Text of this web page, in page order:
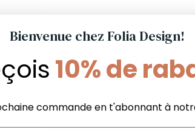
La différence FOLIA
Politique de satisfaction et